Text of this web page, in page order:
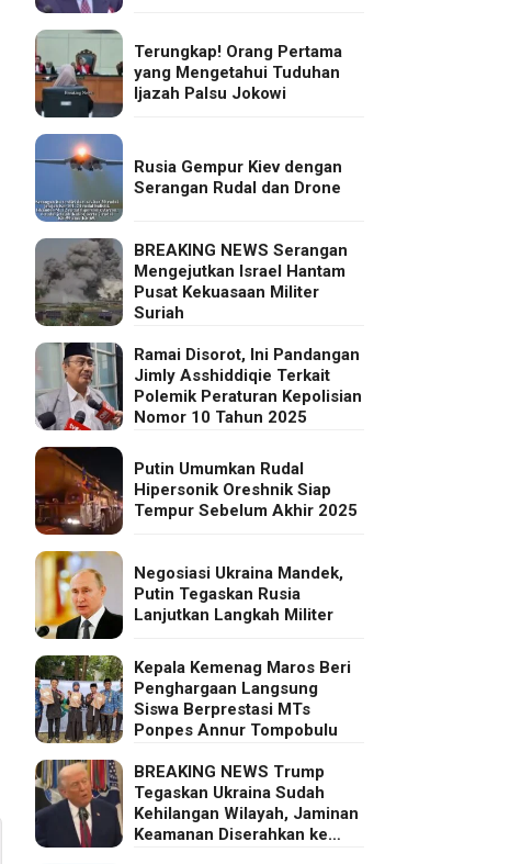
Terungkap! Orang Pertama
yang Mengetahui Tuduhan
Ijazah Palsu Jokowi
Rusia Gempur Kiev dengan
Serangan Rudal dan Drone
BREAKING NEWS Serangan
Mengejutkan Israel Hantam
Pusat Kekuasaan Militer
Suriah
Ramai Disorot, Ini Pandangan
Jimly Asshiddiqie Terkait
Polemik Peraturan Kepolisian
Nomor 10 Tahun 2025
Putin Umumkan Rudal
Hipersonik Oreshnik Siap
Tempur Sebelum Akhir 2025
Negosiasi Ukraina Mandek,
Putin Tegaskan Rusia
Lanjutkan Langkah Militer
Kepala Kemenag Maros Beri
Penghargaan Langsung
Siswa Berprestasi MTs
Ponpes Annur Tompobulu
BREAKING NEWS Trump
Tegaskan Ukraina Sudah
Kehilangan Wilayah, Jaminan
Keamanan Diserahkan ke